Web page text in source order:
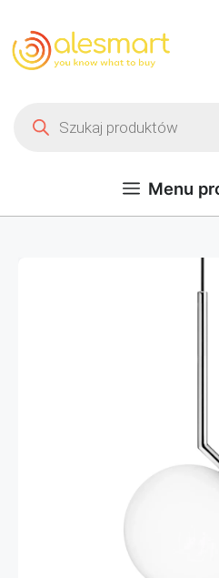
Menu